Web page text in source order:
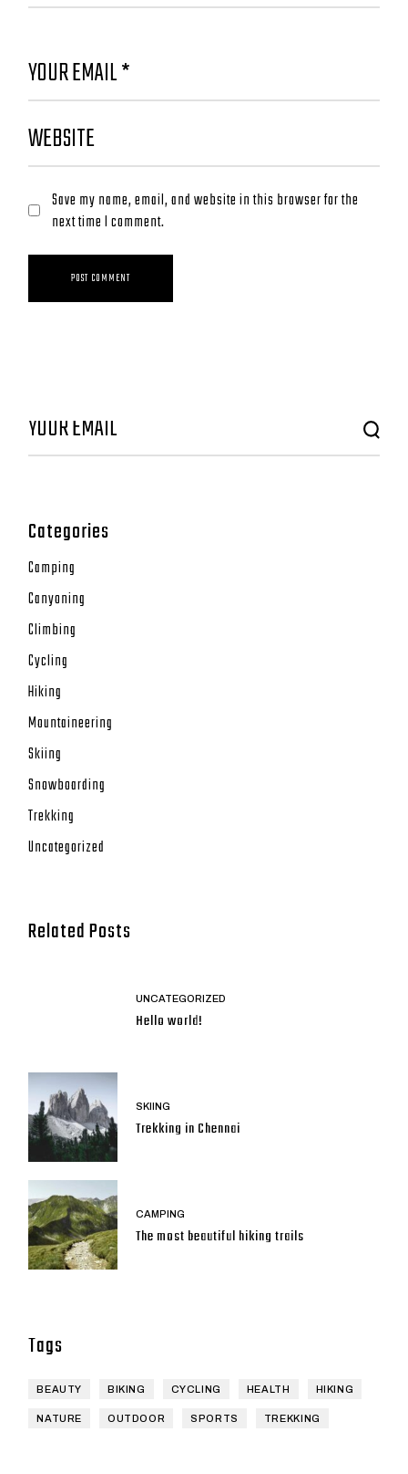
Save my name, email, and website in this browser for the
next time I comment.
POST COMMENT
Categories
Camping
Canyoning
Climbing
Cycling
Hiking
Mountaineering
Skiing
Snowboarding
Trekking
Uncategorized
Related Posts
UNCATEGORIZED
Hello world!
SKIING
Trekking in Chennai
CAMPING
The most beautiful hiking trails
Tags
BEAUTY BIKING CYCLING HEALTH HIKING
NATURE OUTDOOR SPORTS TREKKING